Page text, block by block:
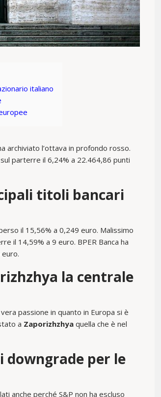
italiano
archiviato l’ottava in profondo rosso.
parterre il 6,24% a 22.464,86 punti
titoli bancari
il 15,56% a 0,249 euro. Malissimo
il 14,59% a 9 euro. BPER Banca ha
la centrale
passione in quanto in Europa si è
a Zaporizhzhya quella che è nel
downgrade per le
anche perché S&P non ha escluso